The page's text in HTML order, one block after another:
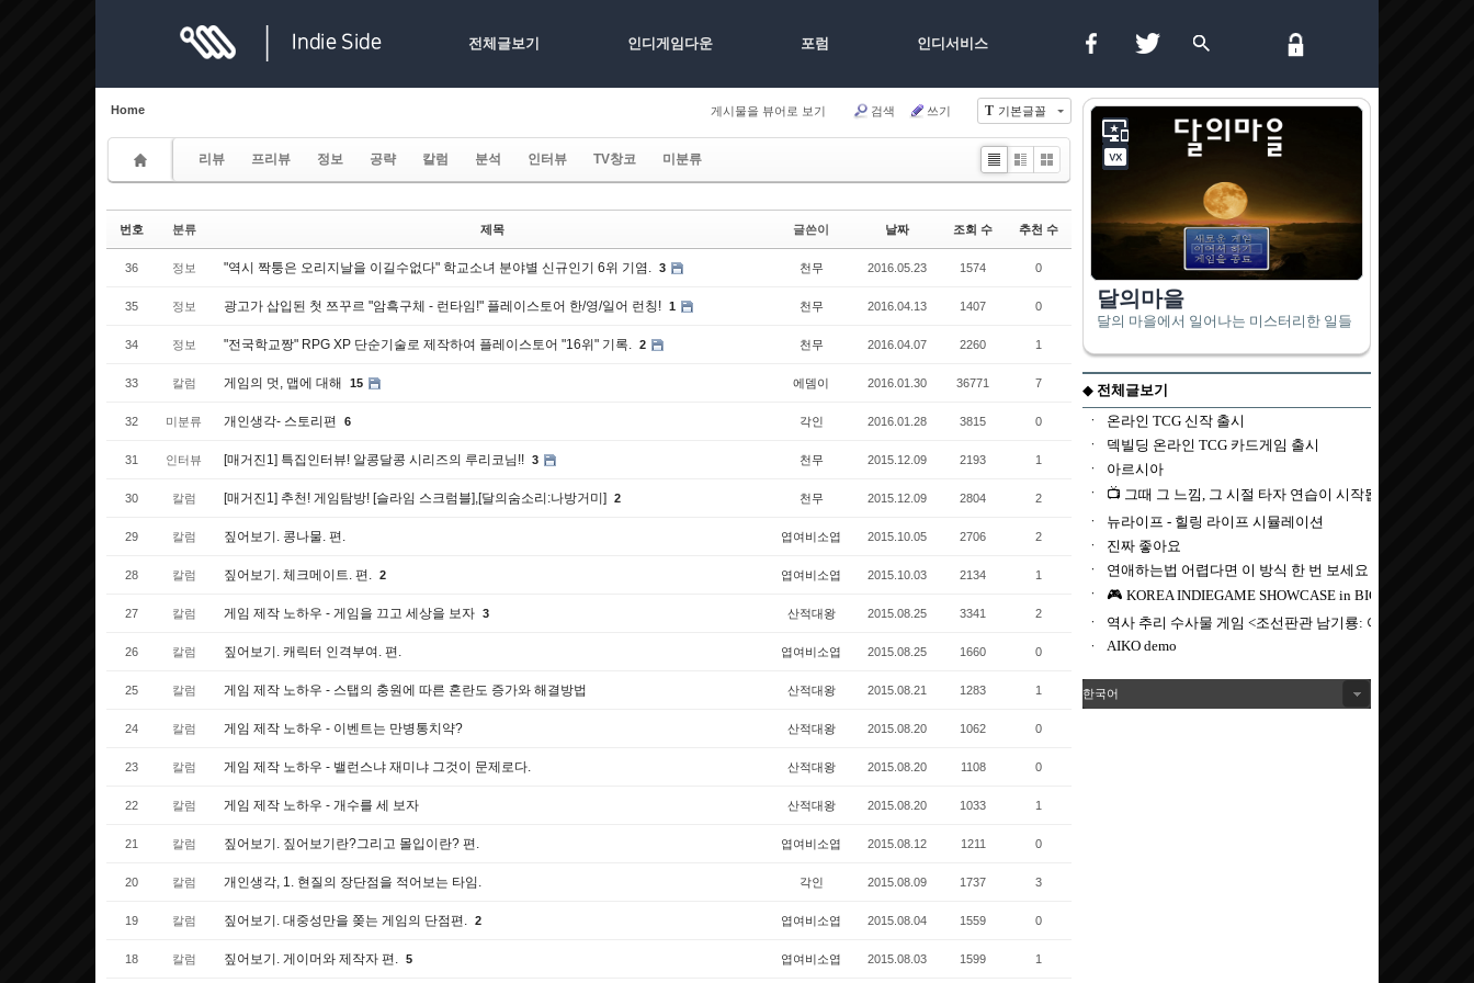
전체글보기 인디게임다운 포럼 인디서비스
한국어
Home T 기본글꼴
게시물을 뷰어로 보기 검색 쓰기
리뷰 프리뷰 정보 공략 칼럼 분석 인터뷰 TV창코
미분류
List ZineGallery
번호 분류 제목 글쓴이 날짜 조회 수 추천 수
36 정보 "역시 짝퉁은 오리지날을 이길수없다" 학교소녀 분야별 신규인기 6위 기염. 3 천무 2016.05.23 1574 0
35 정보 광고가 삽입된 첫 쯔꾸르 "암흑구체 - 런타임!" 플레이스토어 한/영/일어 런칭! 1 천무 2016.04.13 1407 0
34 정보 "전국학교짱" RPG XP 단순기술로 제작하여 플레이스토어 "16위" 기록. 2 천무 2016.04.07 2260 1
33 칼럼 게임의 멋, 맵에 대해 15 에뎀이 2016.01.30 36771 7
32 미분류 개인생각- 스토리편 6 각인 2016.01.28 3815 0
31 인터뷰 [매거진1] 특집인터뷰! 알콩달콩 시리즈의 루리코님!! 3 천무 2015.12.09 2193 1
30 칼럼 [매거진1] 추천! 게임탐방! [슬라임 스크럼블],[달의숨소리:나방거미] 2 천무 2015.12.09 2804 2
29 칼럼 짚어보기. 콩나물. 편. 엽여비소엽 2015.10.05 2706 2
28 칼럼 짚어보기. 체크메이트. 편. 2 엽여비소엽 2015.10.03 2134 1
27 칼럼 게임 제작 노하우 - 게임을 끄고 세상을 보자 3 산적대왕 2015.08.25 3341 2
26 칼럼 짚어보기. 캐릭터 인격부여. 편. 엽여비소엽 2015.08.25 1660 0
25 칼럼 게임 제작 노하우 - 스탭의 충원에 따른 혼란도 증가와 해결방법 산적대왕 2015.08.21 1283 1
24 칼럼 게임 제작 노하우 - 이벤트는 만병통치약? 산적대왕 2015.08.20 1062 0
23 칼럼 게임 제작 노하우 - 밸런스냐 재미냐 그것이 문제로다. 산적대왕 2015.08.20 1108 0
22 칼럼 게임 제작 노하우 - 개수를 세 보자 산적대왕 2015.08.20 1033 1
21 칼럼 짚어보기. 짚어보기란?그리고 몰입이란? 편. 엽여비소엽 2015.08.12 1211 0
20 칼럼 개인생각, 1. 현질의 장단점을 적어보는 타임. 각인 2015.08.09 1737 3
19 칼럼 짚어보기. 대중성만을 쫒는 게임의 단점편. 2 엽여비소엽 2015.08.04 1559 0
18 칼럼 짚어보기. 게이머와 제작자 편. 5 엽여비소엽 2015.08.03 1599 1
Sketchbook5, 스케치북5
Sketchbook5, 스케치북5
Sketchbook5, 스케치북5
Sketchbook5, 스케치북5